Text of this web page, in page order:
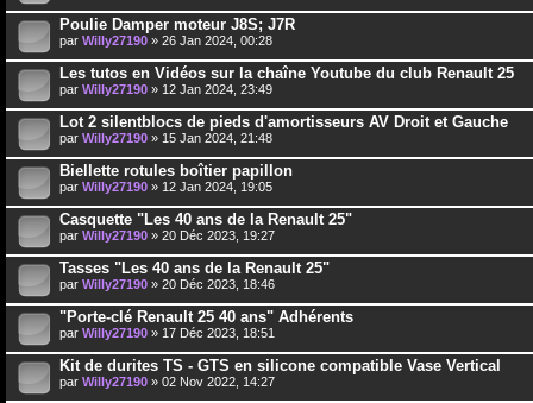
Poulie Damper moteur J8S; J7R
par Willy27190 » 26 Jan 2024, 00:28
Les tutos en Vidéos sur la chaîne Youtube du club Renault 25
par Willy27190 » 12 Jan 2024, 23:49
Lot 2 silentblocs de pieds d'amortisseurs AV Droit et Gauche
par Willy27190 » 15 Jan 2024, 21:48
Biellette rotules boîtier papillon
par Willy27190 » 12 Jan 2024, 19:05
Casquette "Les 40 ans de la Renault 25"
par Willy27190 » 20 Déc 2023, 19:27
Tasses "Les 40 ans de la Renault 25"
par Willy27190 » 20 Déc 2023, 18:46
"Porte-clé Renault 25 40 ans" Adhérents
par Willy27190 » 17 Déc 2023, 18:51
Kit de durites TS - GTS en silicone compatible Vase Vertical
par Willy27190 » 02 Nov 2022, 14:27